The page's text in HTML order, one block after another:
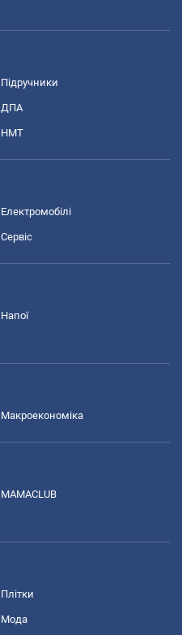
Підручники
ДПА
НМТ
Електромобілі
Сервіс
Напої
Макроекономіка
MAMACLUB
Плітки
Мода